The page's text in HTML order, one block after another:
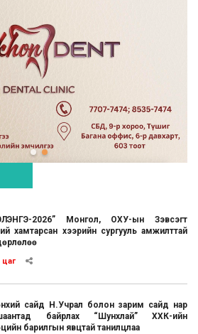
2026” Монгол, ОХУ-ын Зэвсэгт
хамтарсан хээрийн сургууль амжилттай
цаг
сайд Н.Учрал болон зарим сайд нар
байрлах “Шунхлай” ХХК-ийн
барилгын явцтай танилцлаа